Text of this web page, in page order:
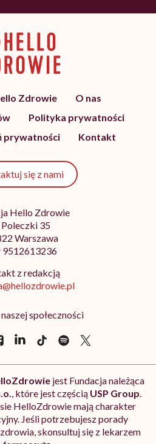
Zdrowie
O nas
Polityka prywatności
prywatności
Kontakt
się z nami
Hello Zdrowie
Poleczki 35
Warszawa
9512613236
z redakcją
społeczności
jest Fundacja należąca
, które jest częścią USP Group.
HelloZdrowie mają charakter
Jeśli potrzebujesz porady
skonsultuj się z lekarzem